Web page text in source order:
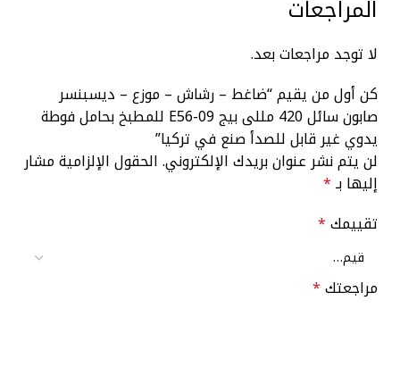
المراجعات
لا توجد مراجعات بعد.
كن أول من يقيم “ضاغط – رشاش – موزع – ديسبنسر
صابون سائل 420 مللى بيج 09-E56 للمطبخ بحامل فوطة
يدوي غير قابل للصدأ صنع في تركيا”
لن يتم نشر عنوان بريدك الإلكتروني.الحقول الإلزامية مشار
إليها بـ*
تقييمك*
مراجعتك*